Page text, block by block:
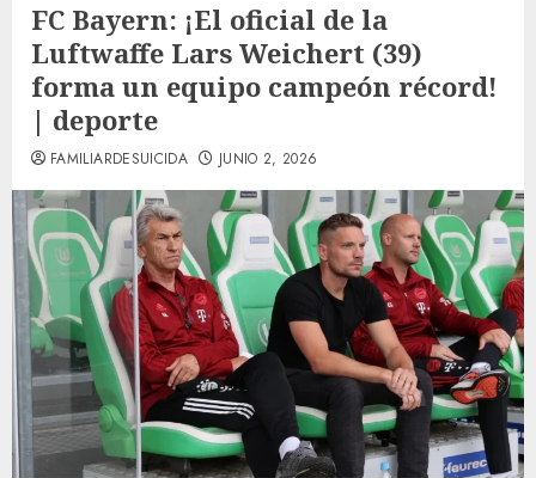
FC Bayern: ¡El oficial de la
Luftwaffe Lars Weichert (39)
forma un equipo campeón récord!
| deporte
FAMILIARDESUICIDA JUNIO 2, 2026